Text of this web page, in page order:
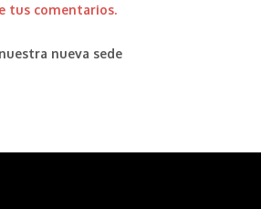
tus comentarios.
nueva sede